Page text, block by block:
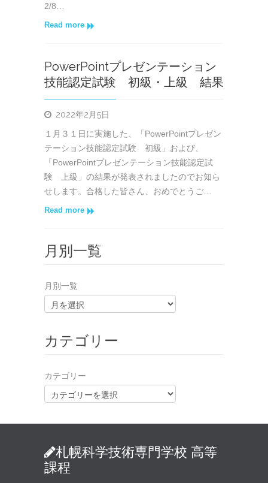
2/8…
Read more
PowerPointプレゼンテーション
技能認定試験 初級・上級 結果
2022年2月5日
１月３１日に実施した、「PowerPointプレゼン
テーション技能認定試験 初級」および、
「PowerPointプレゼンテーション技能認定試
験 上級」の結果が発表されましたのでお知ら
せします。合格した皆さん、おめでとうご…
Read more
月別一覧
月別一覧
カテゴリー
カテゴリー
札幌科学技術専門学校 高等
課程